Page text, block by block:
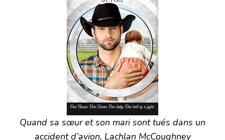
Quand sa sœur et son mari sont tués dans un
accident d’avion, Lachlan McCoughney